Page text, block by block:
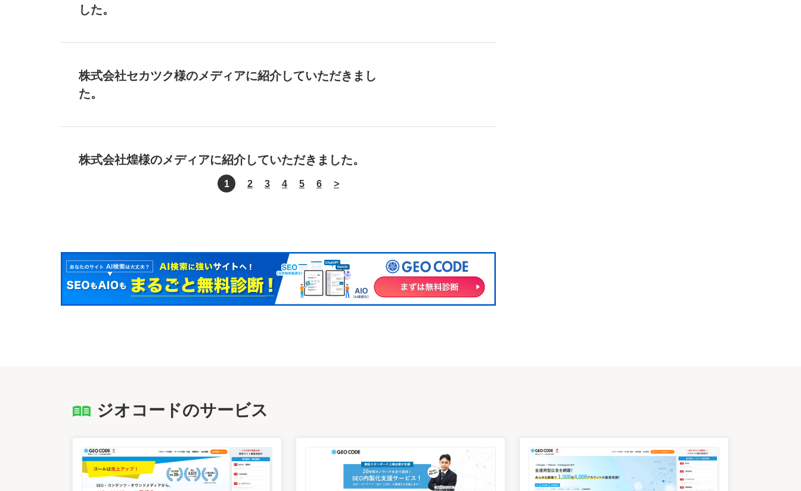
した。
株式会社セカツク様のメディアに紹介していただきまし
た。
株式会社煌様のメディアに紹介していただきました。
1 2 3 4 5 6 >
ジオコードのサービス